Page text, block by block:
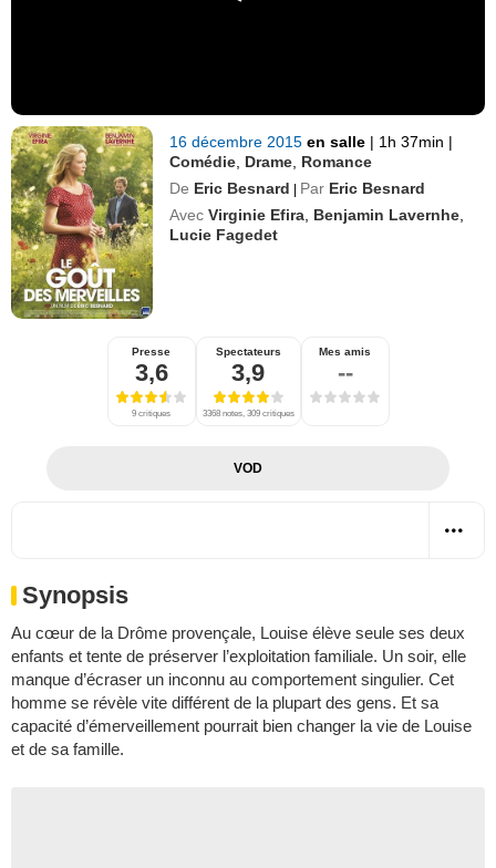
16 décembre 2015en salle | 1h 37min |
Comédie Drame Romance
De Eric Besnard | Par Eric Besnard
Avec Virginie Efira Benjamin Lavernhe
Lucie Fagedet
Presse
3,6
9 critiques
Spectateurs
3,9
3368 notes, 309 critiques
Mes amis
--
VOD
Synopsis
Au cœur de la Drôme provençale, Louise élève seule ses deux
enfants et tente de préserver l’exploitation familiale. Un soir, elle
manque d’écraser un inconnu au comportement singulier. Cet
homme se révèle vite différent de la plupart des gens. Et sa
capacité d’émerveillement pourrait bien changer la vie de Louise
et de sa famille.